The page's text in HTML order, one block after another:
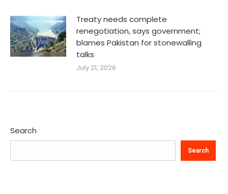
Treaty needs complete
renegotiation, says government;
blames Pakistan for stonewalling
talks
July 21, 2026
Search
Search